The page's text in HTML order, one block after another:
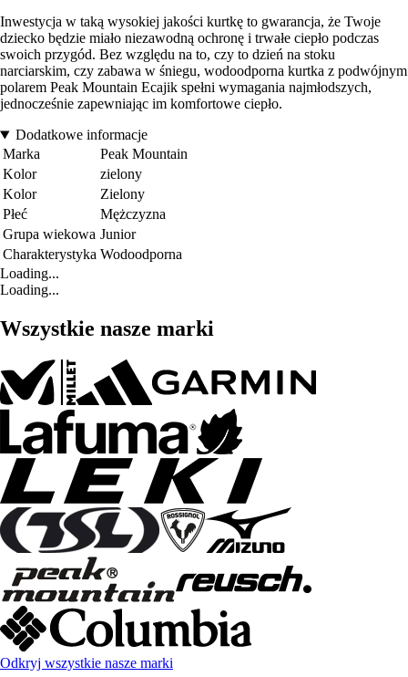
Inwestycja w taką wysokiej jakości kurtkę to gwarancja, że Twoje
dziecko będzie miało niezawodną ochronę i trwałe ciepło podczas
swoich przygód. Bez względu na to, czy to dzień na stoku
narciarskim, czy zabawa w śniegu, wodoodporna kurtka z podwójnym
polarem Peak Mountain Ecajik spełni wymagania najmłodszych,
jednocześnie zapewniając im komfortowe ciepło.
Dodatkowe informacje
Marka
Peak Mountain
Kolor
zielony
Kolor
Zielony
Płeć
Mężczyzna
Grupa wiekowa Junior
Charakterystyka Wodoodporna
Loading...
Loading...
Wszystkie nasze marki
Odkryj wszystkie nasze marki